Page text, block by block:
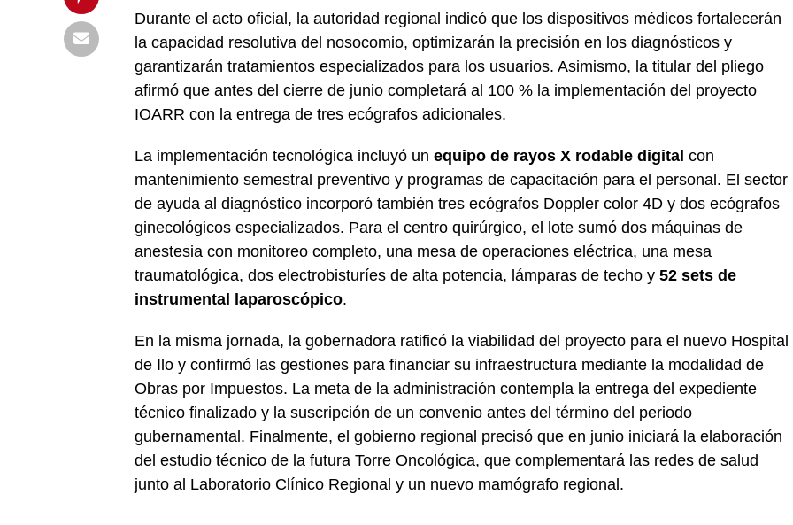
Durante el acto oficial, la autoridad regional indicó que los dispositivos médicos fortalecerán
la capacidad resolutiva del nosocomio, optimizarán la precisión en los diagnósticos y
garantizarán tratamientos especializados para los usuarios. Asimismo, la titular del pliego
afirmó que antes del cierre de junio completará al 100 % la implementación del proyecto
IOARR con la entrega de tres ecógrafos adicionales.
La implementación tecnológica incluyó un equipo de rayos X rodable digital con
mantenimiento semestral preventivo y programas de capacitación para el personal. El sector
de ayuda al diagnóstico incorporó también tres ecógrafos Doppler color 4D y dos ecógrafos
ginecológicos especializados. Para el centro quirúrgico, el lote sumó dos máquinas de
anestesia con monitoreo completo, una mesa de operaciones eléctrica, una mesa
traumatológica, dos electrobisturíes de alta potencia, lámparas de techo y 52 sets de
instrumental laparoscópico.
En la misma jornada, la gobernadora ratificó la viabilidad del proyecto para el nuevo Hospital
de Ilo y confirmó las gestiones para financiar su infraestructura mediante la modalidad de
Obras por Impuestos. La meta de la administración contempla la entrega del expediente
técnico finalizado y la suscripción de un convenio antes del término del periodo
gubernamental. Finalmente, el gobierno regional precisó que en junio iniciará la elaboración
del estudio técnico de la futura Torre Oncológica, que complementará las redes de salud
junto al Laboratorio Clínico Regional y un nuevo mamógrafo regional.